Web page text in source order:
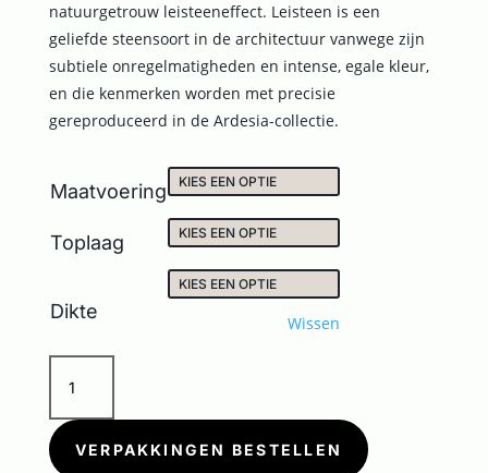
natuurgetrouw leisteeneffect. Leisteen is een
geliefde steensoort in de architectuur vanwege zijn
subtiele onregelmatigheden en intense, egale kleur,
en die kenmerken worden met precisie
gereproduceerd in de Ardesia-collectie.
Maatvoering
Toplaag
Dikte
Wissen
TAUPE
aantal
VERPAKKINGEN BESTELLEN